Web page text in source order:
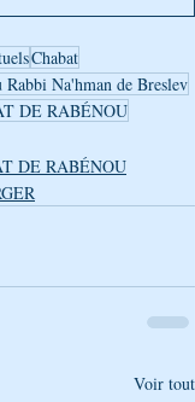
Chabat
Rabbi Na'hman de Breslev
DE RABÉNOU
DE RABÉNOU
Voir tout